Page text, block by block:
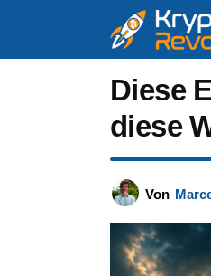
Diese
diese
Von